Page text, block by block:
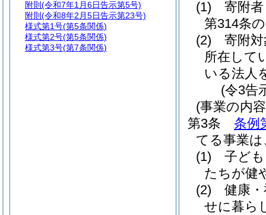
(1)
寄附
第314条
(2)
寄附
所在して
いる法人
(令3告
(事業の内
第3条
条例
てる事業
(1)
子ど
たちが健
(2)
健康
せに暮ら
附則 (令和7年1月6日告示第5号)
附則 (令和8年2月5日告示第23号)
様式第1号(第5条関係)
様式第2号(第5条関係)
様式第3号(第7条関係)